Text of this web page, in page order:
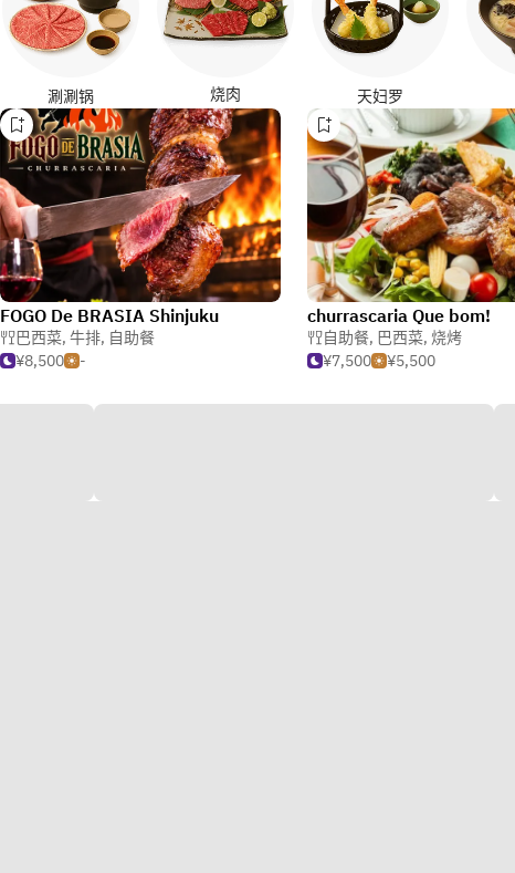
涮涮锅 烧肉 天妇罗
FOGO De BRASIA Shinjuku
巴西菜, 牛排, 自助餐
¥8,500
-
churrascaria Que bom!
自助餐, 巴西菜, 烧烤
¥7,500
¥5,500